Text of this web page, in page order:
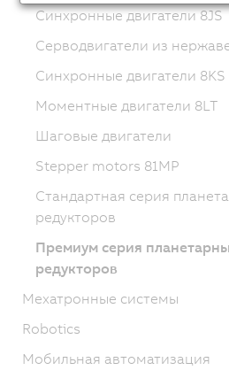
Синхронные двигатели 8JS
Серводвигатели из
Синхронные двигатели 8KS
Моментные двигатели 8LT
Шаговые двигатели
Stepper motors 81MP
Стандартная серия
редукторов
Премиум серия
редукторов
Мехатронные системы
Robotics
Мобильная автоматизация